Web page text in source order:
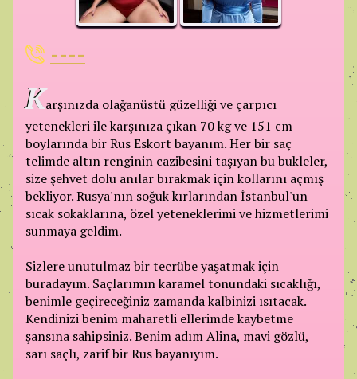
----
Karşınızda olağanüstü güzelliği ve çarpıcı
yetenekleri ile karşınıza çıkan 70 kg ve 151 cm
boylarında bir Rus Eskort bayanım. Her bir saç
telimde altın renginin cazibesini taşıyan bu bukleler,
size şehvet dolu anılar bırakmak için kollarını açmış
bekliyor. Rusya'nın soğuk kırlarından İstanbul'un
sıcak sokaklarına, özel yeteneklerimi ve hizmetlerimi
sunmaya geldim.
Sizlere unutulmaz bir tecrübe yaşatmak için
buradayım. Saçlarımın karamel tonundaki sıcaklığı,
benimle geçireceğiniz zamanda kalbinizi ısıtacak.
Kendinizi benim maharetli ellerimde kaybetme
şansına sahipsiniz. Benim adım Alina, mavi gözlü,
sarı saçlı, zarif bir Rus bayanıyım.